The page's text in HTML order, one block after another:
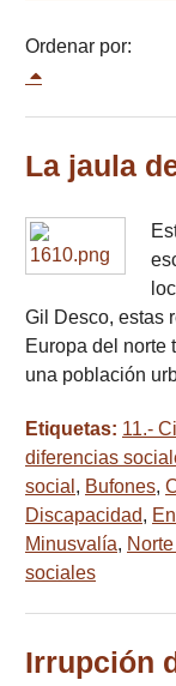
Ordenar por:
La jaula
Gil Desco, estas
Europa del norte
una población
Etiquetas: 11.-
diferencias
social , Bufones,
Discapacidad,
Minusvalía,
sociales
Irrupción